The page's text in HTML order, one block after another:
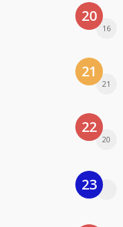
20
16
21
21
22
20
23